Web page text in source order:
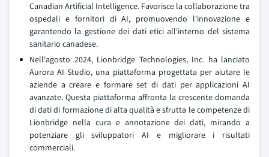
Canadian Artificial Intelligence. Favorisce la collaborazione tra
ospedali e fornitori di AI, promuovendo l'innovazione e
garantendo la gestione dei dati etici all'interno del sistema
sanitario canadese.
Nell'agosto 2024, Lionbridge Technologies, Inc. ha lanciato
Aurora AI Studio, una piattaforma progettata per aiutare le
aziende a creare e formare set di dati per applicazioni AI
avanzate. Questa piattaforma affronta la crescente domanda
di dati di formazione di alta qualità e sfrutta le competenze di
Lionbridge nella cura e annotazione dei dati, mirando a
potenziare gli sviluppatori AI e migliorare i risultati
commerciali.